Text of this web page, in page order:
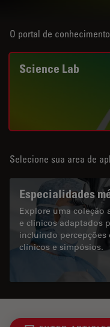
O portal de
Science Lab
Selecione sua area de
Especialidades
Explore uma coleção
e clínicos adaptados
incluindo percepções
clínicos e simpósios.